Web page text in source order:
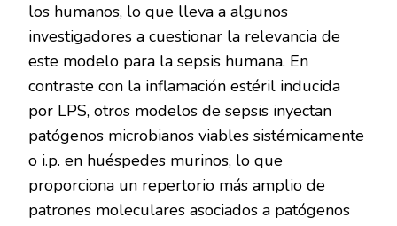
los humanos, lo que lleva a algunos
investigadores a cuestionar la relevancia de
este modelo para la sepsis humana. En
contraste con la inflamación estéril inducida
por LPS, otros modelos de sepsis inyectan
patógenos microbianos viables sistémicamente
o i.p. en huéspedes murinos, lo que
proporciona un repertorio más amplio de
patrones moleculares asociados a patógenos